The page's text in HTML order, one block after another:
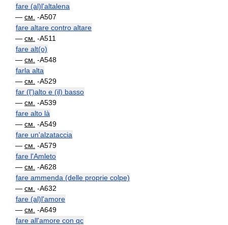
fare (al)l'altalena
— см. -A507
fare altare contro altare
— см. -A511
fare alt(o)
— см. -A548
farla alta
— см. -A529
far (l')alto e (il) basso
— см. -A539
fare alto là
— см. -A549
fare un'alzataccia
— см. -A579
fare l'Amleto
— см. -A628
fare ammenda (delle proprie colpe)
— см. -A632
fare (al)l'amore
— см. -A649
fare all'amore con qc